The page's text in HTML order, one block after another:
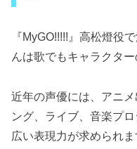
『MyGO!!!!!』高松燈役
んは歌でもキャラクタ
近年の声優には、アニ
ング、ライブ、音楽プ
広い表現力が求められま